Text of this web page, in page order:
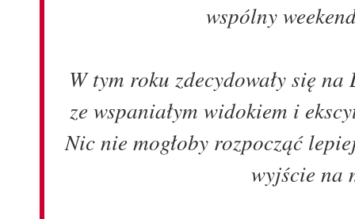
wspólny
W tym roku zdecydowały się
ze wspaniałym widokiem i
Nic nie mogłoby rozpocząć
wyjście na